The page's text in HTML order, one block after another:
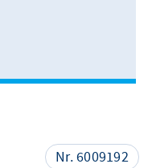
Nr. 6009192